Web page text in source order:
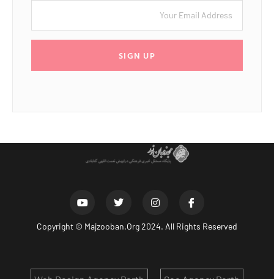
SIGN UP
Copyright © Majzooban.Org2024. All Rights Reserved